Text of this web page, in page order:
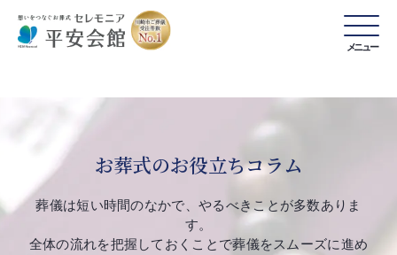
メニュー
お葬式のお役立ちコラム
葬儀は短い時間のなかで、やるべきことが多数ありま
す。
全体の流れを把握しておくことで葬儀をスムーズに進め